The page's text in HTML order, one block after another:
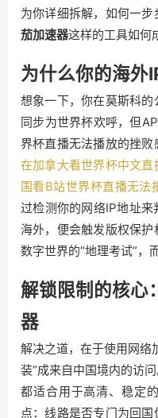
为你详细拆解，如何一
茄加速器这样的工具如何
为什么你的海外
想象一下，你在莫斯科
同步为世界杯欢呼，但
界杯直播无法播放的挫败
在加拿大看世界杯中文直
国看B站世界杯直播无法
过检测你的网络IP地址
海外，便会触发版权保
数字世界的“地理考试”，
解锁限制的核心
器
解决之道，在于使用网络
装”成来自中国境内的访
都适合用于高清、稳定
点：线路是否专门为回